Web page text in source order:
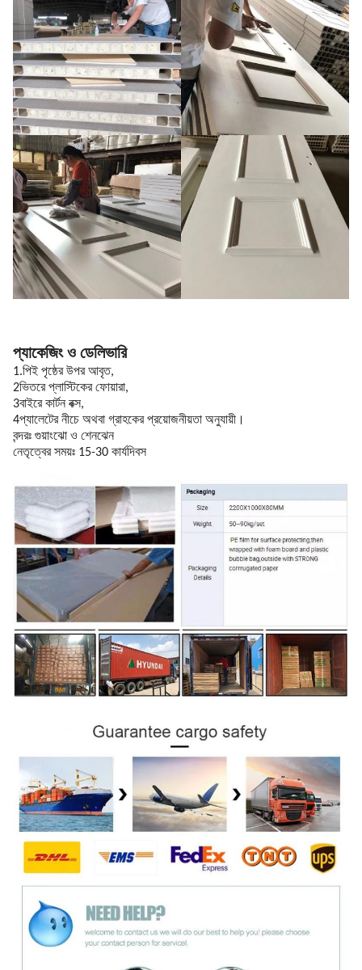
প্যাকেজিং ও ডেলিভারি
1.পিই পৃষ্ঠের উপর আবৃত,
2ভিতরে প্লাস্টিকের ফোয়ারা,
3বাইরে কার্টন বক্স,
4প্যালেটের নীচে অথবা গ্রাহকের প্রয়োজনীয়তা অনুযায়ী।
বন্দরঃ গুয়াংঝো ও শেনঝেন
নেতৃত্বের সময়ঃ 15-30 কার্যদিবস